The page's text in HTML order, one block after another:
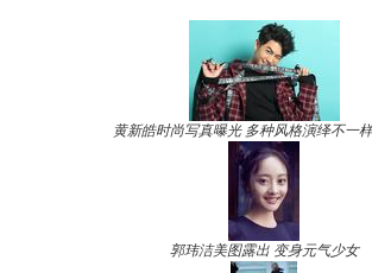
黄新皓时尚写真曝光 多种风格演绎不一
郭玮洁美图露出 变身元气少女